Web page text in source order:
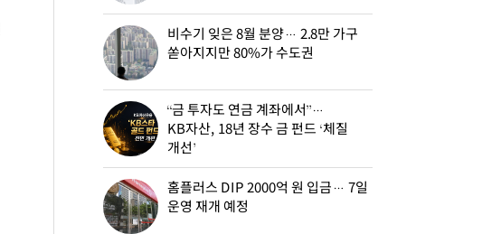
비수기 잊은 8월 분양… 2.8만 가구
쏟아지지만 80%가 수도권
“금 투자도 연금 계좌에서”…
KB자산, 18년 장수 금 펀드 ‘체질
개선’
홈플러스 DIP 2000억 원 입금… 7일
운영 재개 예정